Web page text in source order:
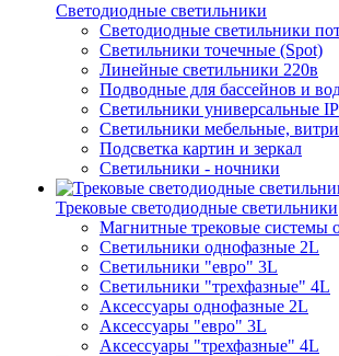
Светодиодные светильники
Светодиодные светильники
Светильники точечные (Spot)
Линейные светильники 220в
Подводные для бассейнов и
Светильники универсальные
Светильники мебельные,
Подсветка картин и зеркал
Светильники - ночники
Трековые светодиодные светильники
Магнитные трековые системы
Светильники однофазные 2L
Светильники "евро" 3L
Светильники "трехфазные" 4L
Аксессуары однофазные 2L
Аксессуары "евро" 3L
Аксессуары "трехфазные" 4L